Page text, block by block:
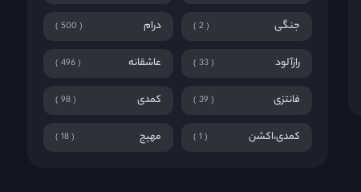
جنگی 2 درام 500
رازآلود 33 عاشقانه 496
فانتزی 39 کمدی 98
کمدی،اکشن 1 مهیج 18